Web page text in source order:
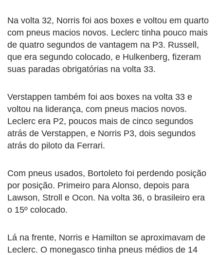
Na volta 32, Norris foi aos boxes e voltou em quarto
com pneus macios novos. Leclerc tinha pouco mais
de quatro segundos de vantagem na P3. Russell,
que era segundo colocado, e Hulkenberg, fizeram
suas paradas obrigatórias na volta 33.
Verstappen também foi aos boxes na volta 33 e
voltou na liderança, com pneus macios novos.
Leclerc era P2, poucos mais de cinco segundos
atrás de Verstappen, e Norris P3, dois segundos
atrás do piloto da Ferrari.
Com pneus usados, Bortoleto foi perdendo posição
por posição. Primeiro para Alonso, depois para
Lawson, Stroll e Ocon. Na volta 36, o brasileiro era
o 15º colocado.
Lá na frente, Norris e Hamilton se aproximavam de
Leclerc. O monegasco tinha pneus médios de 14